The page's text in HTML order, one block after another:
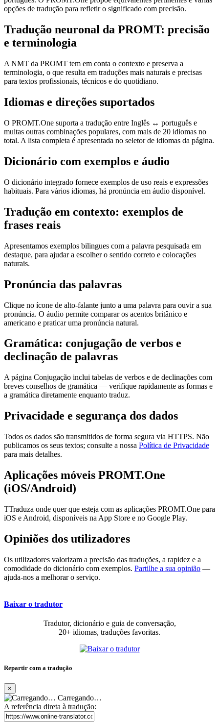
opções de tradução para refletir o significado com precisão.
Tradução neuronal da PROMT: precisão
e terminologia
A NMT da PROMT tem em conta o contexto e preserva a
terminologia, o que resulta em traduções mais naturais e precisas
para textos profissionais, técnicos e do quotidiano.
Idiomas e direções suportados
O PROMT.One suporta a tradução entre Inglês ↔ português e
muitas outras combinações populares, com mais de 20 idiomas no
total. A lista completa é apresentada no seletor de idiomas da página.
Dicionário com exemplos e áudio
O dicionário integrado fornece exemplos de uso reais e expressões
habituais. Para vários idiomas, há pronúncia em áudio disponível.
Tradução em contexto: exemplos de
frases reais
Apresentamos exemplos bilingues com a palavra pesquisada em
destaque, para ajudar a escolher o sentido correto e colocações
naturais.
Pronúncia das palavras
Clique no ícone de alto-falante junto a uma palavra para ouvir a sua
pronúncia. O áudio permite comparar os acentos britânico e
americano e praticar uma pronúncia natural.
Gramática: conjugação de verbos e
declinação de palavras
A página Conjugação inclui tabelas de verbos e de declinações com
breves conselhos de gramática — verifique rapidamente as formas e
a gramática diretamente enquanto traduz.
Privacidade e segurança dos dados
Todos os dados são transmitidos de forma segura via HTTPS. Não
publicamos os seus textos; consulte a nossa Política de Privacidade
para mais detalhes.
Aplicações móveis PROMT.One
(iOS/Android)
TTraduza onde quer que esteja com as aplicações PROMT.One para
iOS e Android, disponíveis na App Store e no Google Play.
Opiniões dos utilizadores
Os utilizadores valorizam a precisão das traduções, a rapidez e a
comodidade do dicionário com exemplos. Partilhe a sua opinião —
ajuda-nos a melhorar o serviço.
Baixar o tradutor
Tradutor, dicionário e guia de conversação,
20+ idiomas, traduções favoritas.
Repartir com a tradução
×
Carregando…
A referência direta à tradução: